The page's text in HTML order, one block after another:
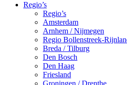
Regio’s
Regio’s
Amsterdam
Arnhem / Nijmegen
Regio Bollenstreek-
Breda / Tilburg
Den Bosch
Den Haag
Friesland
Groningen / Drenthe